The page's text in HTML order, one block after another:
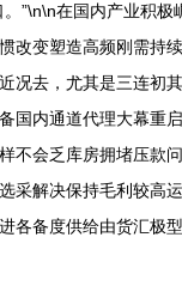
”\n\n在国内产业积
改变塑造高频刚需持
况去，尤其是三连初
国内通道代理大幕重
不会乏库房拥堵压款
采解决保持毛利较高
各备度供给由货汇极